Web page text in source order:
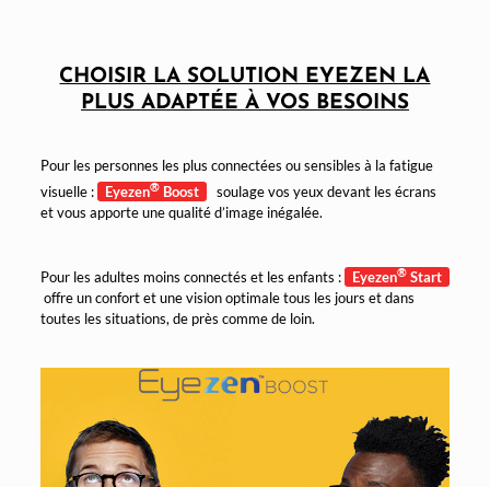
CHOISIR LA SOLUTION EYEZEN LA
PLUS ADAPTÉE À VOS BESOINS
Pour les personnes les plus connectées ou sensibles à la fatigue
visuelle :
Eyezen®Boost
soulage vos yeux devant les écrans
et vous apporte une qualité d’image inégalée.
Pour les adultes moins connectés et les enfants : Eyezen®Start
offre un confort et une vision optimale tous les jours et dans
toutes les situations, de près comme de loin.